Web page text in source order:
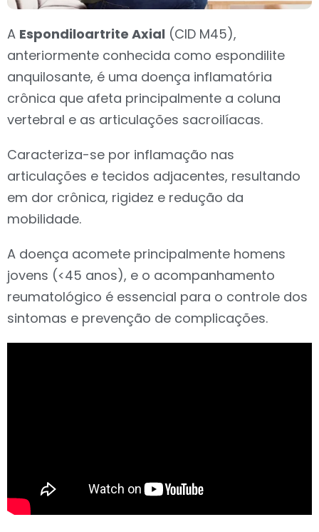
A Espondiloartrite Axial (CID M45),
anteriormente conhecida como espondilite
anquilosante, é uma doença inflamatória
crônica que afeta principalmente a coluna
vertebral e as articulações sacroilíacas.
Caracteriza-se por inflamação nas
articulações e tecidos adjacentes, resultando
em dor crônica, rigidez e redução da
mobilidade.
A doença acomete principalmente homens
jovens (<45 anos), e o acompanhamento
reumatológico é essencial para o controle dos
sintomas e prevenção de complicações.